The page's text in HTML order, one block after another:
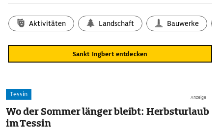
Aktivitäten Landschaft Bauwerke
Sankt Ingbert entdecken
Anzeige
Tessin
Wo der Sommer länger bleibt: Herbsturlaub
im Tessin